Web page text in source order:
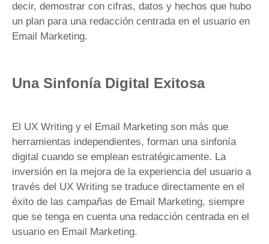
decir, demostrar con cifras, datos y hechos que hubo
un plan para una redacción centrada en el usuario en
Email Marketing.
Una Sinfonía Digital Exitosa
El UX Writing y el Email Marketing son más que
herramientas independientes, forman una sinfonía
digital cuando se emplean estratégicamente. La
inversión en la mejora de la experiencia del usuario a
través del UX Writing se traduce directamente en el
éxito de las campañas de Email Marketing, siempre
que se tenga en cuenta una redacción centrada en el
usuario en Email Marketing.